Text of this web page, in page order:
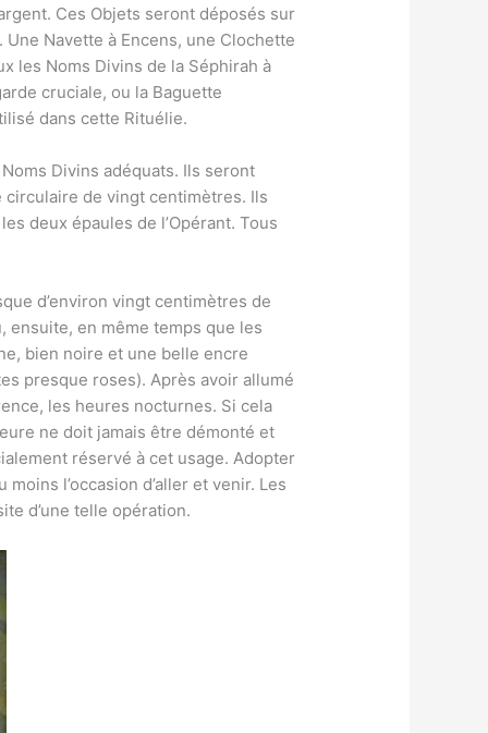
Ces Objets seront déposés sur
Navette à Encens, une Clochette
les Noms Divins de la Séphirah à
cruciale, ou la Baguette
dans cette Rituélie.
Divins adéquats. Ils seront
circulaire de vingt centimètres. Ils
deux épaules de l’Opérant. Tous
d’environ vingt centimètres de
ensuite, en même temps que les
bien noire et une belle encre
presque roses). Après avoir allumé
les heures nocturnes. Si cela
ne doit jamais être démonté et
réservé à cet usage. Adopter
l’occasion d’aller et venir. Les
d’une telle opération.